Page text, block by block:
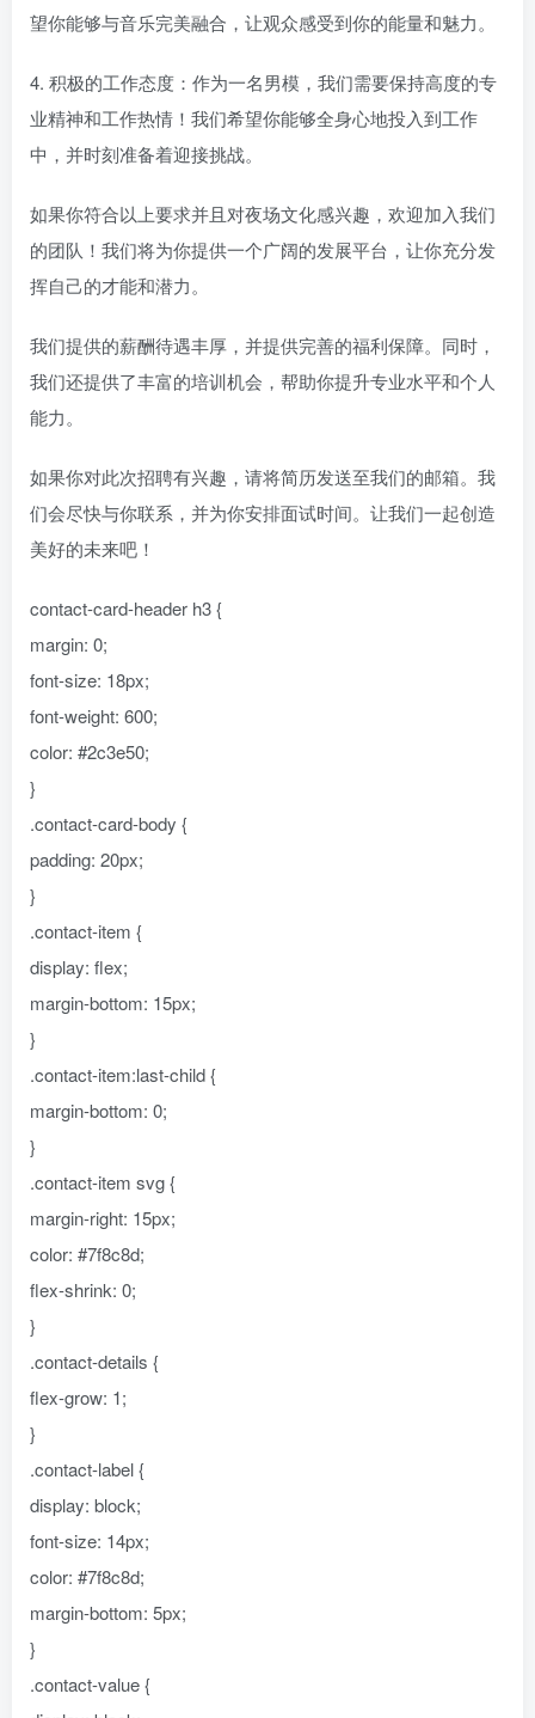
望你能够与音乐完美融合，让观众感受到你的能量和魅力。
4. 积极的工作态度：作为一名男模，我们需要保持高度的专
业精神和工作热情！我们希望你能够全身心地投入到工作
中，并时刻准备着迎接挑战。
如果你符合以上要求并且对夜场文化感兴趣，欢迎加入我们
的团队！我们将为你提供一个广阔的发展平台，让你充分发
挥自己的才能和潜力。
我们提供的薪酬待遇丰厚，并提供完善的福利保障。同时，
我们还提供了丰富的培训机会，帮助你提升专业水平和个人
能力。
如果你对此次招聘有兴趣，请将简历发送至我们的邮箱。我
们会尽快与你联系，并为你安排面试时间。让我们一起创造
美好的未来吧！
contact-card-header h3 {
margin: 0;
font-size: 18px;
font-weight: 600;
color: #2c3e50;
}
.contact-card-body {
padding: 20px;
}
.contact-item {
display: flex;
margin-bottom: 15px;
}
.contact-item:last-child {
margin-bottom: 0;
}
.contact-item svg {
margin-right: 15px;
color: #7f8c8d;
flex-shrink: 0;
}
.contact-details {
flex-grow: 1;
}
.contact-label {
display: block;
font-size: 14px;
color: #7f8c8d;
margin-bottom: 5px;
}
.contact-value {